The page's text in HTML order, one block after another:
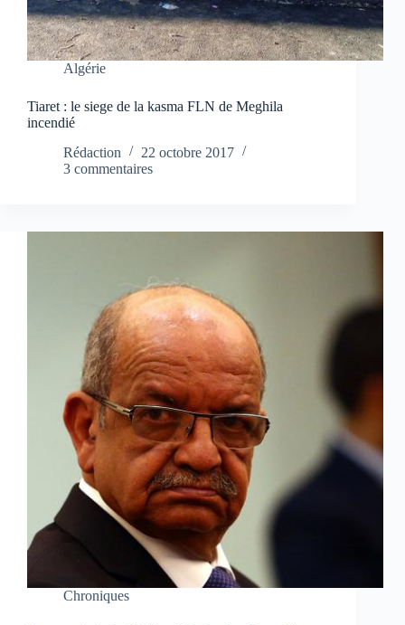
Algérie
Tiaret : le siege de la kasma FLN de Meghila
incendié
Rédaction
22 octobre 2017
3 commentaires
Chroniques